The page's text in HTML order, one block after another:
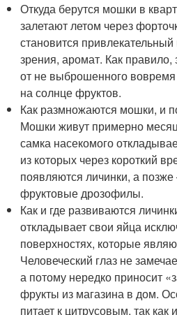
Откуда берутся мошки в
залетают летом через
становится
зрения, аромат. Как правило,
от не выброшенного
на солнце фруктов.
Как размножаются мошки, и
Мошки живут примерно
самка насекомого
из которых через короткий
появляются личинки, а
фруктовые дрозофилы.
Как и где развиваются
откладывает свои яйца
поверхностях, которые
Человеческий глаз не
а потому нередко приносит
фрукты из магазина в дом.
питает к цитрусовым, так как